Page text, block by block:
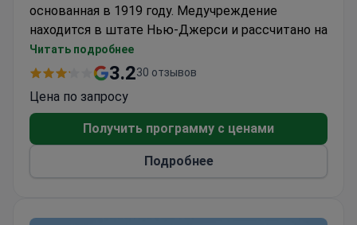
основанная в 1919 году. Медучреждение
находится в штате Нью-Джерси и рассчитано на
338 мест.
Для лечения пациентов в больнице используют
таким направлениям: акушерство, лечение
онкологических и сердечно-сосудистых
заболеваний.
Читать подробнее
3.230 отзывов
Цена по запросу
Получить программу с ценами
Подробнее